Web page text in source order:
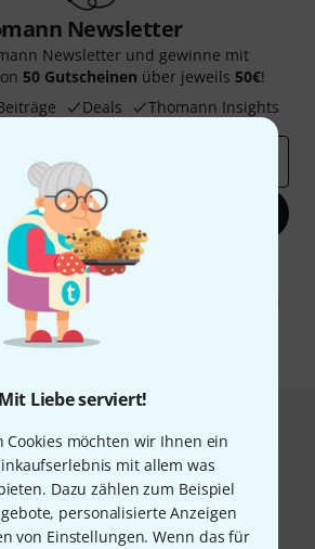
Mit Liebe serviert!
Cookies möchten wir Ihnen ein
mit allem was
Dazu zählen zum Beispiel
personalisierte Anzeigen
von Einstellungen. Wenn das für
Newsletter
Newsletter und gewinne mit
50 Gutscheinen über jeweils 50€!
Deals Thomann Insights
Jetzt anmelden
stimmen Sie dem Erhalt von E-Mail-
des E-Mail-Nutzungsverhaltens zu. Die
möglich. Weitere Informationen finden Sie in
Datenschutzhinweisen
* Pflichtfeld
bezahlen